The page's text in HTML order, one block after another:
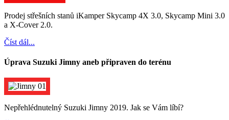
Prodej střešních stanů iKamper Skycamp 4X 3.0, Skycamp Mini 3.0
a X-Cover 2.0.
Číst dál...
Úprava Suzuki Jimny aneb připraven do terénu
Nepřehlédnutelný Suzuki Jimny 2019. Jak se Vám líbí?